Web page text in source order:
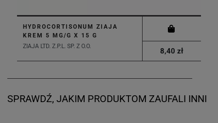
HYDROCORTISONUM ZIAJA
KREM 5 MG/G X 15 G
ZIAJA LTD. Z.P.L. SP. Z O.O.
8,40 zł
SPRAWDŹ, JAKIM PRODUKTOM ZAUFALI INNI